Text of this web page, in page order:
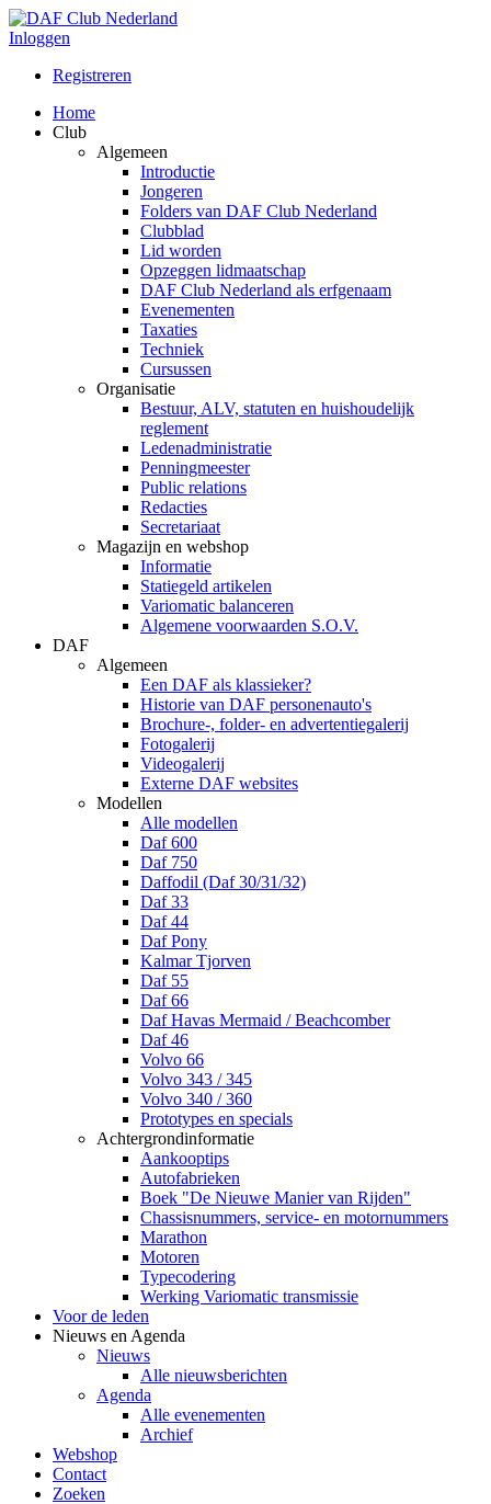
Inloggen
Registreren
Home
Club
Algemeen
Introductie
Jongeren
Folders van DAF Club Nederland
Clubblad
Lid worden
Opzeggen lidmaatschap
DAF Club Nederland als erfgenaam
Evenementen
Taxaties
Techniek
Cursussen
Organisatie
Bestuur, ALV, statuten en huishoudelijk
reglement
Ledenadministratie
Penningmeester
Public relations
Redacties
Secretariaat
Magazijn en webshop
Informatie
Statiegeld artikelen
Variomatic balanceren
Algemene voorwaarden S.O.V.
DAF
Algemeen
Een DAF als klassieker?
Historie van DAF personenauto's
Brochure-, folder- en advertentiegalerij
Fotogalerij
Videogalerij
Externe DAF websites
Modellen
Alle modellen
Daf 600
Daf 750
Daffodil (Daf 30/31/32)
Daf 33
Daf 44
Daf Pony
Kalmar Tjorven
Daf 55
Daf 66
Daf Havas Mermaid / Beachcomber
Daf 46
Volvo 66
Volvo 343 / 345
Volvo 340 / 360
Prototypes en specials
Achtergrondinformatie
Aankooptips
Autofabrieken
Boek "De Nieuwe Manier van Rijden"
Chassisnummers, service- en motornummers
Marathon
Motoren
Typecodering
Werking Variomatic transmissie
Voor de leden
Nieuws en Agenda
Nieuws
Alle nieuwsberichten
Agenda
Alle evenementen
Archief
Webshop
Contact
Zoeken